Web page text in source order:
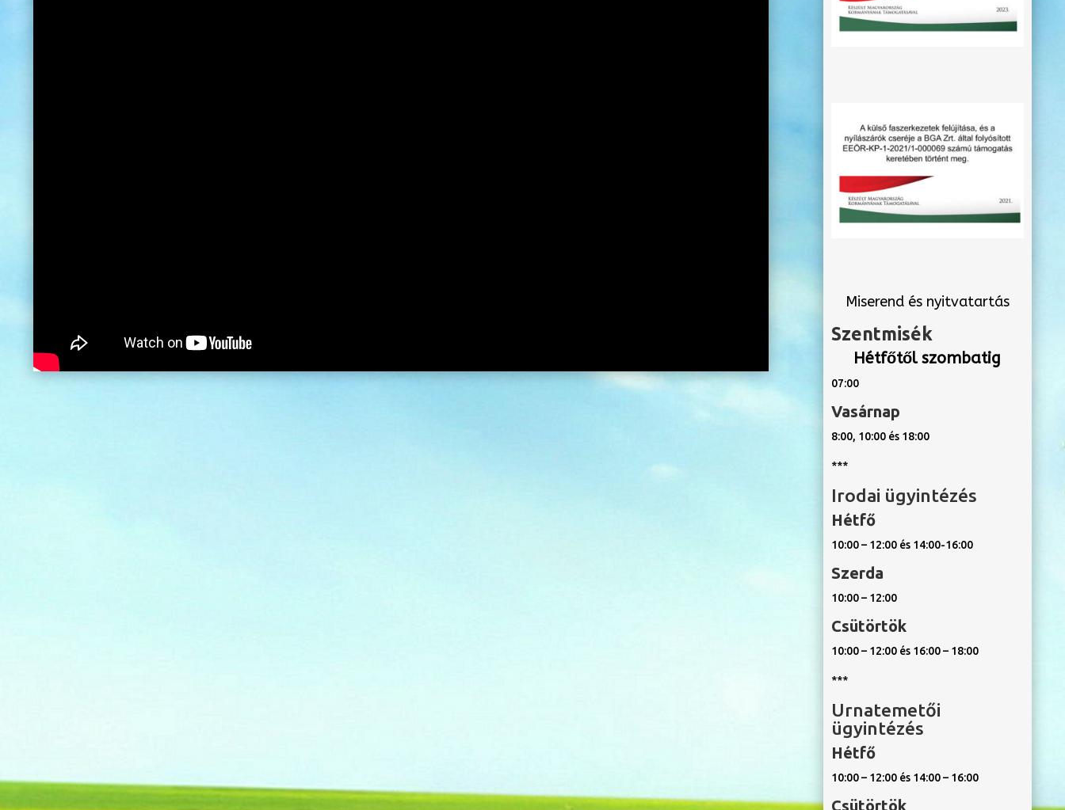
Miserend és nyitvatartás
Szentmisék
Hétfőtől szombatig
07:00
Vasárnap
8:00, 10:00 és 18:00
***
Irodai ügyintézés
Hétfő
10:00 – 12:00 és 14:00-16:00
Szerda
10:00 – 12:00
Csütörtök
10:00 – 12:00 és 16:00 – 18:00
***
Urnatemetői
ügyintézés
Hétfő
10:00 – 12:00 és 14:00 – 16:00
Csütörtök